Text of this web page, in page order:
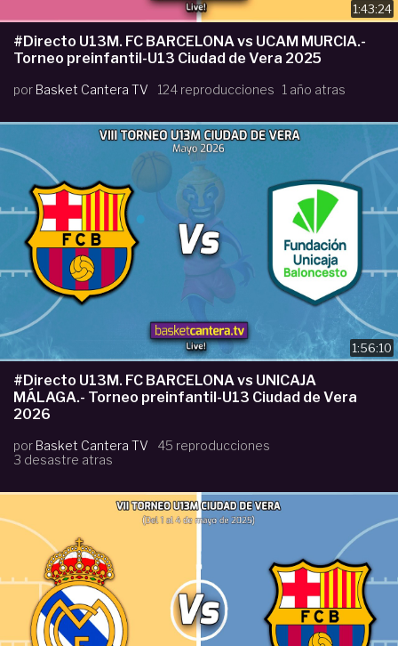
1:43:24
#Directo U13M. FC BARCELONA vs UCAM MURCIA.-
Torneo preinfantil-U13 Ciudad de Vera 2025
por Basket Cantera TV 124 reproducciones 1 año atras
1:56:10
#Directo U13M. FC BARCELONA vs UNICAJA
MÁLAGA.- Torneo preinfantil-U13 Ciudad de Vera
2026
por Basket Cantera TV
45 reproducciones
3 desastre atras